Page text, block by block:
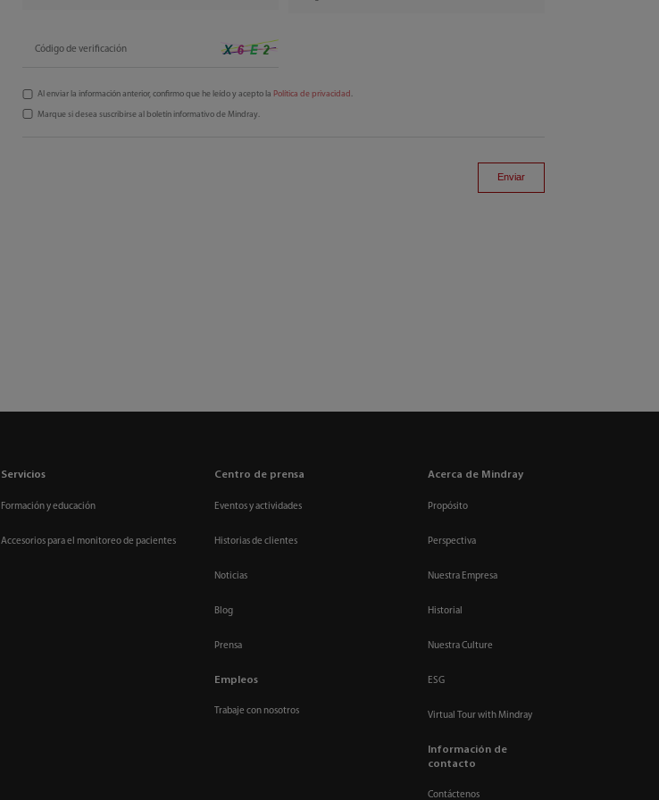
Código de verificación
Al enviar la información anterior, confirmo que he leído y acepto la Política de privacidad.
Marque si desea suscribirse al boletín informativo de Mindray.
Enviar
Servicios
Formación y educación
Accesorios para el monitoreo de pacientes
Centro de prensa
Eventos y actividades
Historias de clientes
Noticias
Blog
Prensa
Empleos
Trabaje con nosotros
Acerca de Mindray
Propósito
Perspectiva
Nuestra Empresa
Historial
Nuestra Culture
ESG
Virtual Tour with Mindray
Información de
contacto
Contáctenos